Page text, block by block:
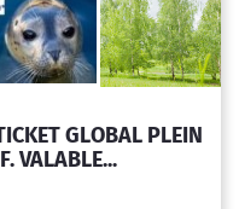
GLOBAL PLEIN
VALABLE...